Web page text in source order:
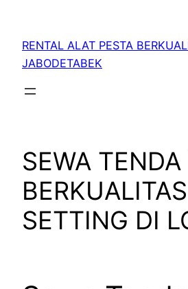
RENTAL ALAT PESTA
JABODETABEK
SEWA TENDA
SETTING DI